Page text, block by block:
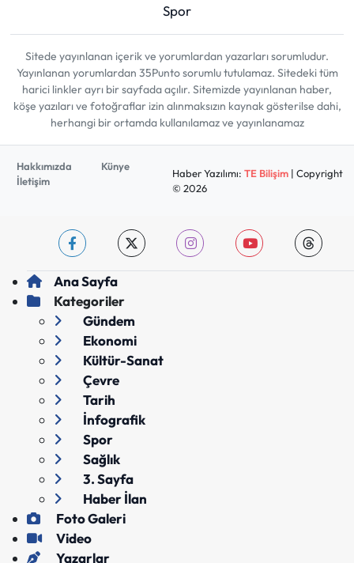
Spor
Sitede yayınlanan içerik ve yorumlardan yazarları sorumludur.
Yayınlanan yorumlardan 35Punto sorumlu tutulamaz. Sitedeki tüm
harici linkler ayrı bir sayfada açılır. Sitemizde yayınlanan haber,
köşe yazıları ve fotoğraflar izin alınmaksızın kaynak gösterilse dahi,
herhangi bir ortamda kullanılamaz ve yayınlanamaz
Hakkımızda
Künye
İletişim
Haber Yazılımı: TE Bilişim| Copyright
© 2026
Ana Sayfa
Kategoriler
Gündem
Ekonomi
Kültür-Sanat
Çevre
Tarih
İnfografik
Spor
Sağlık
3. Sayfa
Haber İlan
Foto Galeri
Video
Yazarlar